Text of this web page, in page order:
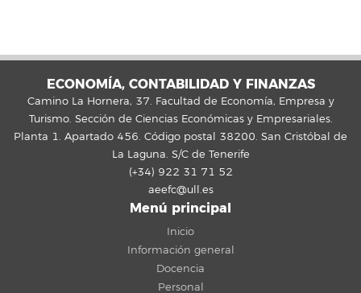
ECONOMÍA, CONTABILIDAD Y FINANZAS
Camino La Hornera, 37. Facultad de Economía, Empresa y
Turismo. Sección de Ciencias Económicas y Empresariales.
Planta 1. Apartado 456. Código postal 38200. San Cristóbal de
La Laguna. S/C de Tenerife
(+34) 922 31 71 52
aeefc@ull.es
Menú principal
Inicio
Información general
Docencia
Personal